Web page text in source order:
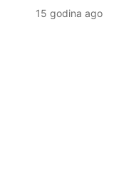
15 godina ago